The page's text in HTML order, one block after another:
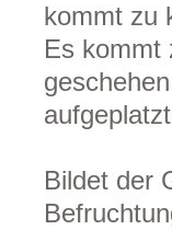
kommt zu
Es
Bildet der